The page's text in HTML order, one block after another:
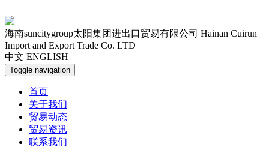
海南suncitygroup太阳集团进出口贸易有限公司 Hainan Cuirun
Import and Export Trade Co. LTD
中文 ENGLISH
Toggle navigation
首页
关于我们
贸易动态
贸易资讯
联系我们